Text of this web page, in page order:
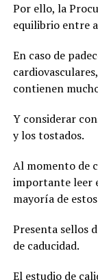
Por ello, la
equilibrio entre
En caso de
contienen
Y considerar
y los tostados.
Al momento de
importante leer
mayoría de
Presenta sellos
de caducidad.
El estudio de